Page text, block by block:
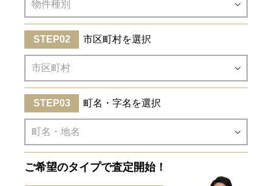
市区町村を選択
町名・字名を選択
ご希望のタイプで査定開始！